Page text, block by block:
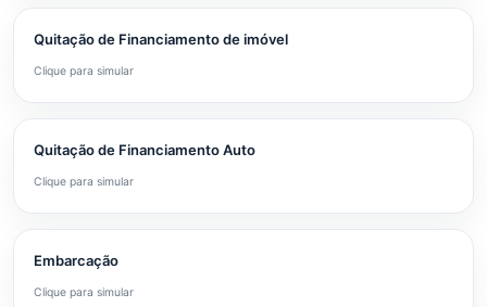
Quitação de Financiamento de imóvel
Clique para simular
Quitação de Financiamento Auto
Clique para simular
Embarcação
Clique para simular